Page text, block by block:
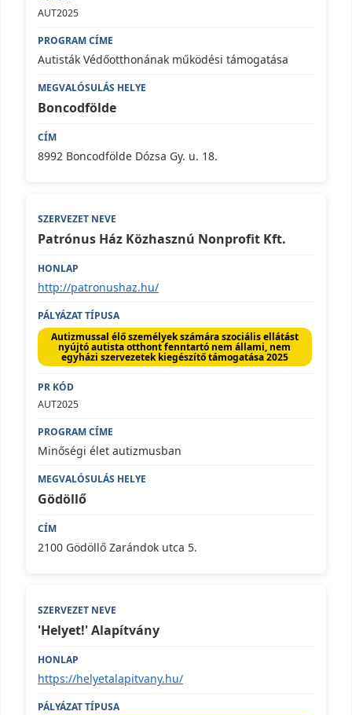
AUT2025
Autisták Védőotthonának működési támogatása
Boncodfölde
8992 Boncodfölde Dózsa Gy. u. 18.
Patrónus Ház Közhasznú Nonprofit Kft.
http://patronushaz.hu/
Autizmussal élő személyek számára szociális ellátást
nyújtó autista otthont fenntartó nem állami, nem
egyházi szervezetek kiegészítő támogatása 2025
AUT2025
Minőségi élet autizmusban
Gödöllő
2100 Gödöllő Zarándok utca 5.
'Helyet!' Alapítvány
https://helyetalapitvany.hu/